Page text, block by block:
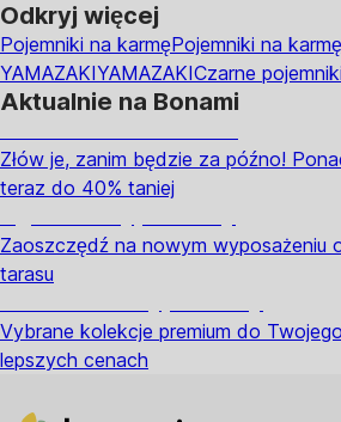
Odkryj więcej
Pojemniki na karmęPojemniki na karmę
YAMAZAKIYAMAZAKICzarne
Aktualnie na Bonami
Złów je, zanim będzie za późno!
teraz do 40% taniej
Zaoszczędź na nowym wyposażeniu
tarasu
Vybrane kolekcje premium do
lepszych cenach